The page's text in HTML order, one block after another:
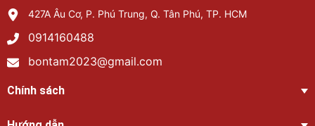
427A Âu Cơ, P. Phú Trung, Q. Tân Phú, TP. HCM
0914160488
bontam2023@gmail.com
Chính sách